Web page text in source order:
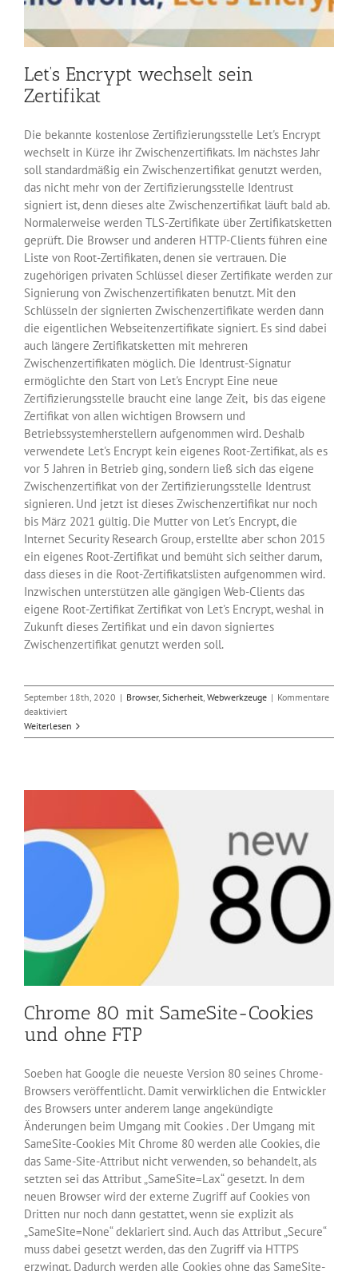
Let’s Encrypt wechselt sein
Zertifikat
Die bekannte kostenlose Zertifizierungsstelle Let's Encrypt
wechselt in Kürze ihr Zwischenzertifikats. Im nächstes Jahr
soll standardmäßig ein Zwischenzertifikat genutzt werden,
das nicht mehr von der Zertifizierungsstelle Identrust
signiert ist, denn dieses alte Zwischenzertifikat läuft bald ab.
Normalerweise werden TLS-Zertifikate über Zertifikatsketten
geprüft. Die Browser und anderen HTTP-Clients führen eine
Liste von Root-Zertifikaten, denen sie vertrauen. Die
zugehörigen privaten Schlüssel dieser Zertifikate werden zur
Signierung von Zwischenzertifikaten benutzt. Mit den
Schlüsseln der signierten Zwischenzertifikate werden dann
die eigentlichen Webseitenzertifikate signiert. Es sind dabei
auch längere Zertifikatsketten mit mehreren
Zwischenzertifikaten möglich. Die Identrust-Signatur
ermöglichte den Start von Let's Encrypt Eine neue
Zertifizierungsstelle braucht eine lange Zeit, bis das eigene
Zertifikat von allen wichtigen Browsern und
Betriebssystemherstellern aufgenommen wird. Deshalb
verwendete Let's Encrypt kein eigenes Root-Zertifikat, als es
vor 5 Jahren in Betrieb ging, sondern ließ sich das eigene
Zwischenzertifikat von der Zertifizierungsstelle Identrust
signieren. Und jetzt ist dieses Zwischenzertifikat nur noch
bis März 2021 gültig. Die Mutter von Let's Encrypt, die
Internet Security Research Group, erstellte aber schon 2015
ein eigenes Root-Zertifikat und bemüht sich seither darum,
dass dieses in die Root-Zertifikatslisten aufgenommen wird.
Inzwischen unterstützen alle gängigen Web-Clients das
eigene Root-Zertifikat Zertifikat von Let's Encrypt, weshal in
Zukunft dieses Zertifikat und ein davon signiertes
Zwischenzertifikat genutzt werden soll.
September 18th, 2020 | Browser, Sicherheit, Webwerkzeuge | Kommentare
deaktiviertfür
Let’s
Encrypt
Weiterlesen
Chrome 80 mit SameSite-Cookies
und ohne FTP
Soeben hat Google die neueste Version 80 seines Chrome-
Browsers veröffentlicht. Damit verwirklichen die Entwickler
des Browsers unter anderem lange angekündigte
Änderungen beim Umgang mit Cookies . Der Umgang mit
SameSite-Cookies Mit Chrome 80 werden alle Cookies, die
das Same-Site-Attribut nicht verwenden, so behandelt, als
setzten sei das Attribut „SameSite=Lax“ gesetzt. In dem
neuen Browser wird der externe Zugriff auf Cookies von
Dritten nur noch dann gestattet, wenn sie explizit als
„SameSite=None“ deklariert sind. Auch das Attribut „Secure“
muss dabei gesetzt werden, das den Zugriff via HTTPS
erzwingt. Dadurch werden alle Cookies ohne das SameSite-